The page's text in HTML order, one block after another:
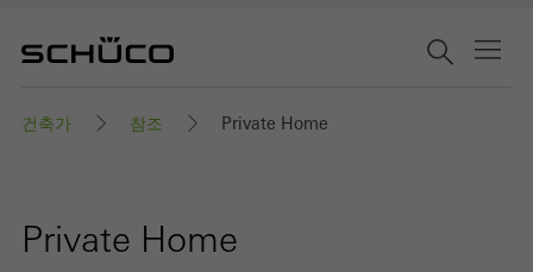
건축가 참조 Private Home
Private Home